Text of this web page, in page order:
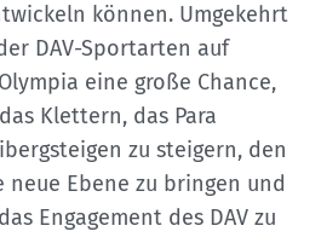
können. Umgekehrt
DAV-Sportarten auf
eine große Chance,
Klettern, das Para
zu steigern, den
Ebene zu bringen und
Engagement des DAV zu